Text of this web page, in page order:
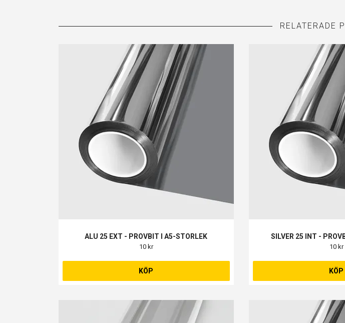
ALU 25 EXT - PROVBIT I A5-STORLEK
10 kr
KÖP
SILVER 25 INT -
10 kr
KÖP